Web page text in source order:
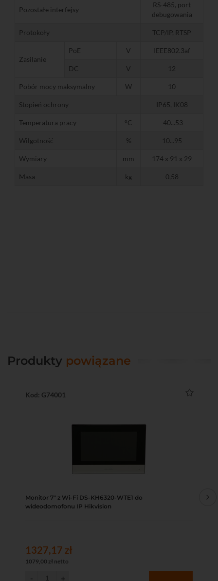
Pozostałe interfejsy
RS-485, port
debugowania
Protokoły TCP/IP, RTSP
Zasilanie
PoE V IEEE802.3af
DC V 12
Pobór mocy maksymalny W 10
Stopień ochrony IP65, IK08
Temperatura pracy °C -40...53
Wilgotność % 10...95
Wymiary mm 174 x 91 x 29
Masa kg 0,58
Produkty powiązane
Kod: G74001
Monitor 7" z Wi-Fi DS-KH6320-WTE1 do
wideodomofonu IP Hikvision
1327,17 zł
1079,00 zł netto